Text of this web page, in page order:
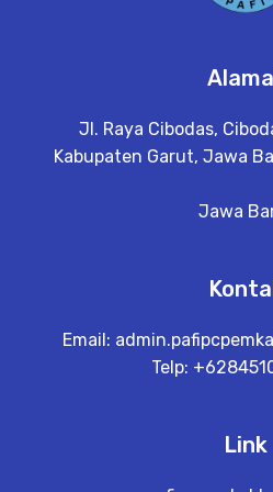
Jl. Raya Cibodas,
Kabupaten Garut, Jawa
Jawa
Email:
Telp:
Link